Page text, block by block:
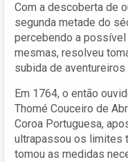
Com a descoberta de
segunda metade do
percebendo a
mesmas, resolveu
subida de aventureiros
Em 1764, o então
Thomé Couceiro de
Coroa Portuguesa,
ultrapassou os limites
tomou as medidas